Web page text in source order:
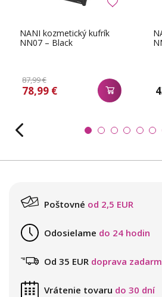
NANI kozmetický kufrík
NN07 – Black
87,99 €
78,99 €
Poštovné od 2,5 EUR
Odosielame do 24 hodin
Od 35 EUR doprava
Vrátenie tovaru do 30 dní